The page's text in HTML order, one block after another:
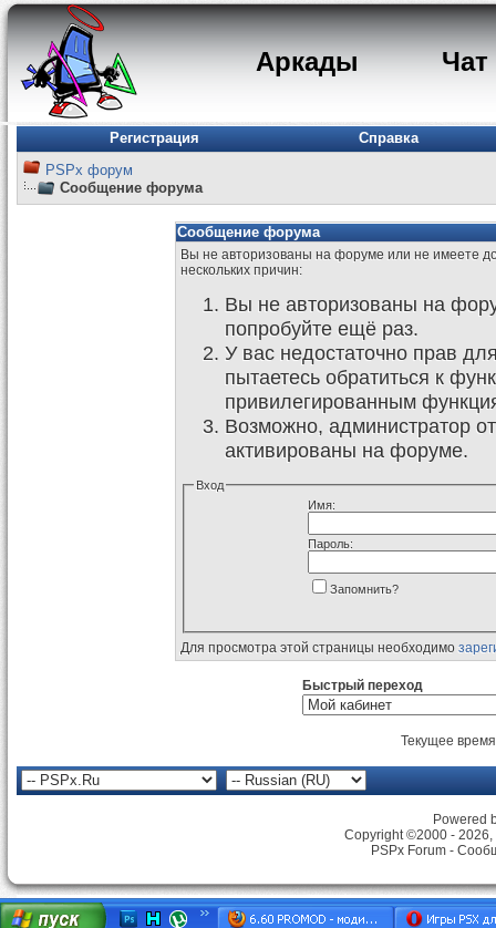
Аркады Чат
Регистрация
Справка
PSPx форум
Сообщение форума
Сообщение форума
Вы не авторизованы на форуме или не имеете
нескольких причин:
Вы не авторизованы на
попробуйте ещё раз.
У вас недостаточно прав
пытаетесь обратиться к
привилегированным
Возможно, администратор
активированы на форуме.
Вход
Имя:
Пароль:
Запомнить?
Для просмотра этой страницы необходимо
Быстрый переход
Текущее
Powered
Copyright ©2000 -
PSPx Forum -